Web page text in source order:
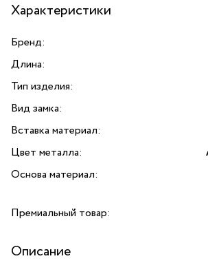
Характеристики
Бренд:
Длина:
Тип изделия:
Вид замка:
Вставка материал:
Цвет металла:
Основа материал:
Премиальный товар:
Описание